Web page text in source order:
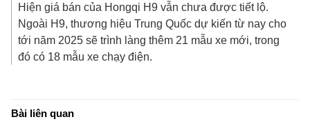
Hiện giá bán của Hongqi H9 vẫn chưa được tiết lộ.
Ngoài H9, thương hiệu Trung Quốc dự kiến từ nay cho
tới năm 2025 sẽ trình làng thêm 21 mẫu xe mới, trong
đó có 18 mẫu xe chạy điện.
Bài liên quan